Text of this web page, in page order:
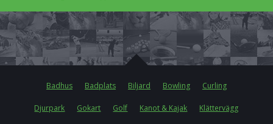
Badhus Badplats Biljard Bowling Curling
Djurpark Gokart Golf Kanot & Kajak Klättervägg